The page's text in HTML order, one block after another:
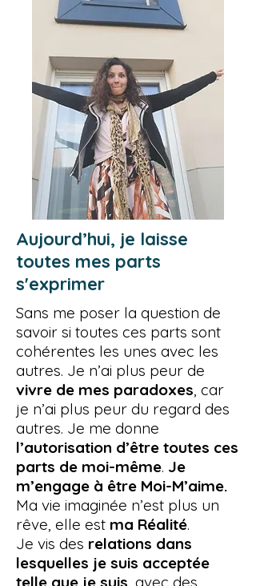
Aujourd’hui, je laisse
toutes mes parts
s'exprimer
Sans me poser la question de
savoir si toutes ces parts sont
cohérentes les unes avec les
autres. Je n’ai plus peur de
vivre de mes paradoxes, car
je n’ai plus peur du regard des
autres. Je me donne
l’autorisation d’être toutes ces
parts de moi-même. Je
m’engage à être Moi-M’aime.
Ma vie imaginée n’est plus un
rêve, elle est ma Réalité.​
Je vis des relations dans
lesquelles je suis acceptée
telle que je suis, avec des